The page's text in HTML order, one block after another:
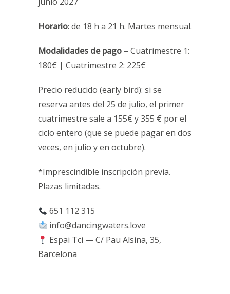
Horario: de 18 h a 21 h. Martes mensual.
Modalidades de pago – Cuatrimestre 1:
180€ | Cuatrimestre 2: 225€
Precio reducido (early bird): si se
reserva antes del 25 de julio, el primer
cuatrimestre sale a 155€ y 355 € por el
ciclo entero (que se puede pagar en dos
veces, en julio y en octubre).
*Imprescindible inscripción previa.
Plazas limitadas.
651 112 315
info@dancingwaters.love
Espai Tci — C/ Pau Alsina, 35,
Barcelona